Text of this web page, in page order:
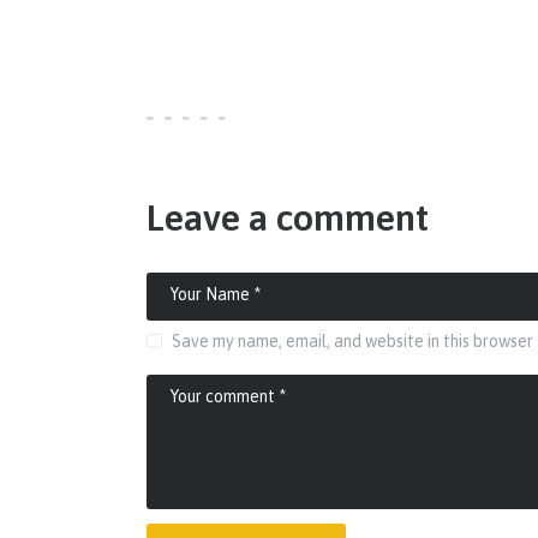
Leave a comment
Save my name, email, and website in this